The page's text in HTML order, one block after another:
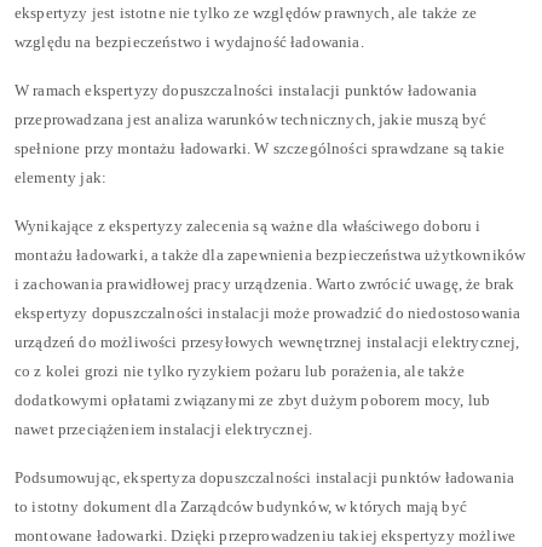
ekspertyzy jest istotne nie tylko ze względów prawnych, ale także ze
względu na bezpieczeństwo i wydajność ładowania.
W ramach ekspertyzy dopuszczalności instalacji punktów ładowania
przeprowadzana jest analiza warunków technicznych, jakie muszą być
spełnione przy montażu ładowarki. W szczególności sprawdzane są takie
elementy jak:
Wynikające z ekspertyzy zalecenia są ważne dla właściwego doboru i
montażu ładowarki, a także dla zapewnienia bezpieczeństwa użytkowników
i zachowania prawidłowej pracy urządzenia. Warto zwrócić uwagę, że brak
ekspertyzy dopuszczalności instalacji może prowadzić do niedostosowania
urządzeń do możliwości przesyłowych wewnętrznej instalacji elektrycznej,
co z kolei grozi nie tylko ryzykiem pożaru lub porażenia, ale także
dodatkowymi opłatami związanymi ze zbyt dużym poborem mocy, lub
nawet przeciążeniem instalacji elektrycznej.
Podsumowując, ekspertyza dopuszczalności instalacji punktów ładowania
to istotny dokument dla Zarządców budynków, w których mają być
montowane ładowarki. Dzięki przeprowadzeniu takiej ekspertyzy możliwe